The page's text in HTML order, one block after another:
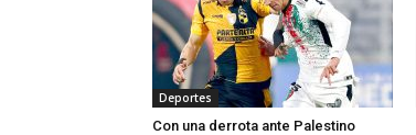
Deportes
Con una derrota ante Palestino